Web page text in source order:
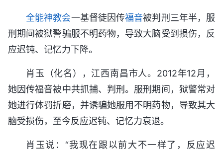
全能神教会一基督徒因传福音被判刑三年半，服
刑期间被狱警骗服不明药物，导致大脑受到损伤，反
应迟钝、记忆力下降。
肖玉（化名），江西南昌市人。2012年12月，
她因传福音被中共抓捕、判刑。服刑期间，狱警常对
她进行体罚折磨，并诱骗她服用不明药物，导致其大
脑受损伤，至今反应迟钝、记忆力衰退。
肖玉说：“我现在跟以前大不一样了，反应迟